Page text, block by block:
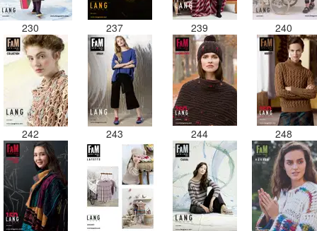
230 237 239 240
242 243 244 248